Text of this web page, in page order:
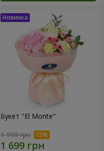
Букет "El Monte"
1 999 грн